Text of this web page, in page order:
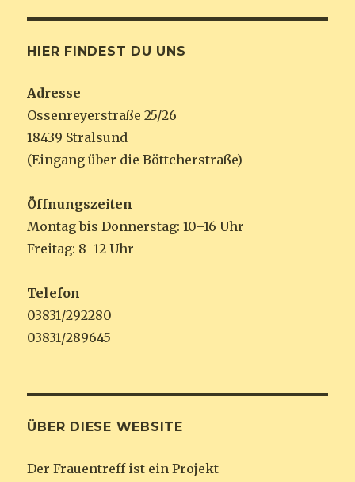
HIER FINDEST DU UNS
Adresse
Ossenreyerstraße 25/26
18439 Stralsund
(Eingang über die Böttcherstraße)
Öffnungszeiten
Montag bis Donnerstag: 10–16 Uhr
Freitag: 8–12 Uhr
Telefon
03831/292280
03831/289645
ÜBER DIESE WEBSITE
Der Frauentreff ist ein Projekt